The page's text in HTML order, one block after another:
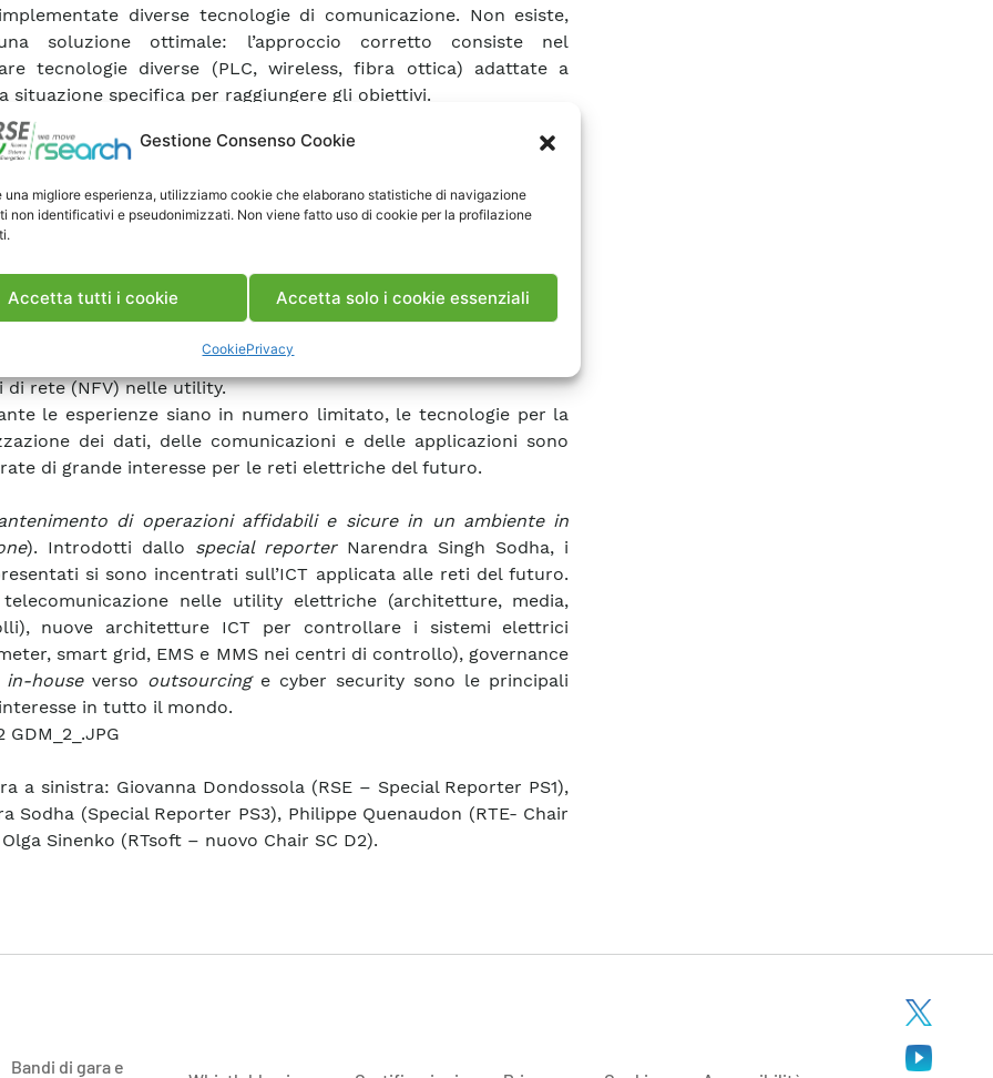
Gestione Consenso Cookie
una migliore esperienza, utilizziamo cookie che elaborano statistiche di navigazione
non identificativi e pseudonimizzati. Non viene fatto uso di cookie per la profilazione
Accetta tutti i cookie Accetta solo i cookie essenziali
CookiePrivacy
diverse tecnologie di comunicazione. Non esiste,
soluzione ottimale: l’approccio corretto consiste nel
tecnologie diverse (PLC, wireless, fibra ottica) adattate a
situazione specifica per raggiungere gli obiettivi.
spontanea sollevata dal pubblico è stata relativa a quanto
pesare il costo della sicurezza informatica nelle utility
informatica non dovrebbe superare il 15 per cento, ma le
potrebbero sostenere la necessità di spendere di più.
applicazioni e implementazioni della virtualizzazione di
). Introdotta dallospecial reporterVicto Tan (psc
nella virtualizzazione dei server, della rete (SDN) e delle
di rete (NFV) nelle utility.
le esperienze siano in numero limitato, le tecnologie per la
dei dati, delle comunicazioni e delle applicazioni sono
di grande interesse per le reti elettriche del futuro.
di operazioni affidabili e sicure in un ambiente in
). Introdotti dallo special reporterNarendra Singh Sodha, i
si sono incentrati sull’ICT applicata alle reti del futuro.
nelle utility elettriche (architetture, media,
nuove architetture ICT per controllare i sistemi elettrici
smart grid, EMS e MMS nei centri di controllo), governance
in-houseverso outsourcinge cyber security sono le principali
in tutto il mondo.
a sinistra: Giovanna Dondossola (RSE – Special Reporter PS1),
Sodha (Special Reporter PS3), Philippe Quenaudon (RTE- Chair
Olga Sinenko (RTsoft – nuovo Chair SC D2).
Bandi di gara e